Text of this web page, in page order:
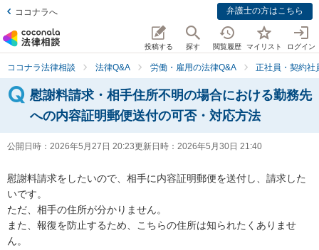
ココナラへ 弁護士の方はこちら
投稿する 探す 閲覧履歴 マイリスト ログイン
ココナラ法律相談 法律Q&A 労働・雇用の法律Q&A 正社員・契約社
慰謝料請求・相手住所不明の場合における勤務先
への内容証明郵便送付の可否・対応方法
公開日時： 2026年5月27日 20:23更新日時： 2026年5月30日 21:40
慰謝料請求をしたいので、相手に内容証明郵便を送付し、請求した
いです。
ただ、相手の住所が分かりません。
また、報復を防止するため、こちらの住所は知られたくありませ
ん。